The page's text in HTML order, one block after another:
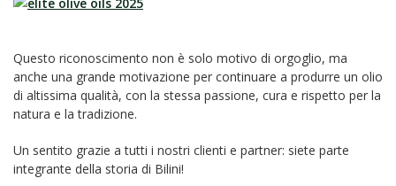
Questo riconoscimento non è solo motivo di orgoglio, ma
anche una grande motivazione per continuare a produrre un olio
di altissima qualità, con la stessa passione, cura e rispetto per la
natura e la tradizione.
Un sentito grazie a tutti i nostri clienti e partner: siete parte
integrante della storia di Bilini!